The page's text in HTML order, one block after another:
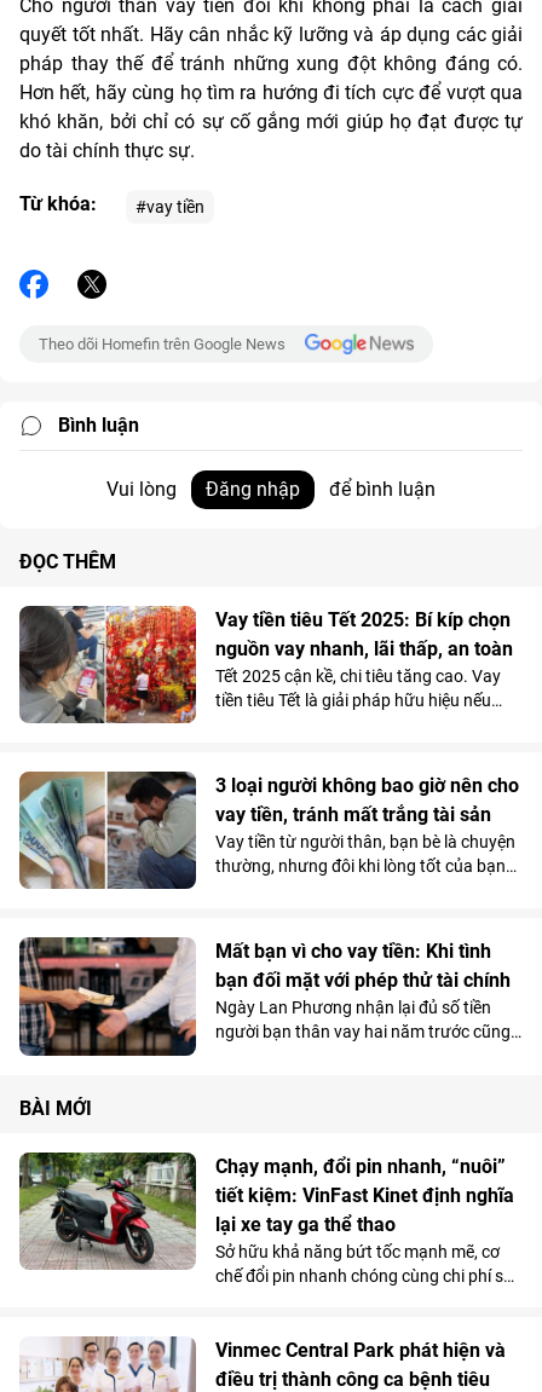
Cho người thân vay tiền đôi khi không phải là cách giải
quyết tốt nhất. Hãy cân nhắc kỹ lưỡng và áp dụng các giải
pháp thay thế để tránh những xung đột không đáng có.
Hơn hết, hãy cùng họ tìm ra hướng đi tích cực để vượt qua
khó khăn, bởi chỉ có sự cố gắng mới giúp họ đạt được tự
do tài chính thực sự.
Từ khóa: #vay tiền
Theo dõi Homefin trên Google News
Bình luận
Vui lòng Đăng nhập để bình luận
ĐỌC THÊM
Vay tiền tiêu Tết 2025: Bí kíp chọn
nguồn vay nhanh, lãi thấp, an toàn
Tết 2025 cận kề, chi tiêu tăng cao. Vay
tiền tiêu Tết là giải pháp hữu hiệu nếu
3 loại người không bao giờ nên cho
vay tiền, tránh mất trắng tài sản
Vay tiền từ người thân, bạn bè là chuyện
thường, nhưng đôi khi lòng tốt của bạn
Mất bạn vì cho vay tiền: Khi tình
bạn đối mặt với phép thử tài chính
Ngày Lan Phương nhận lại đủ số tiền
người bạn thân vay hai năm trước cũng
BÀI MỚI
Chạy mạnh, đổi pin nhanh, “nuôi”
tiết kiệm: VinFast Kinet định nghĩa
lại xe tay ga thể thao
Sở hữu khả năng bứt tốc mạnh mẽ, cơ
chế đổi pin nhanh chóng cùng chi phí sử
lựa chọn sáng giá hơn hẳn so với những
mẫu xe tay ga chạy xăng trên thị trường.
Vinmec Central Park phát hiện và
điều trị thành công ca bệnh tiêu